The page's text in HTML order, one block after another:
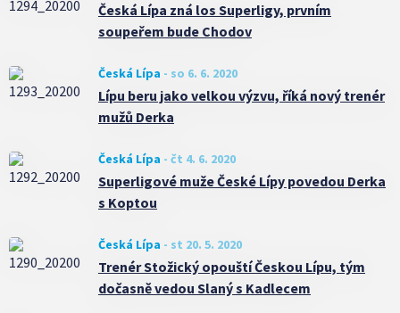
Česká Lípa zná los Superligy, prvním
soupeřem bude Chodov
Česká Lípa - so 6. 6. 2020
Lípu beru jako velkou výzvu, říká nový trenér
mužů Derka
Česká Lípa - čt 4. 6. 2020
Superligové muže České Lípy povedou Derka
s Koptou
Česká Lípa - st 20. 5. 2020
Trenér Stožický opouští Českou Lípu, tým
dočasně vedou Slaný s Kadlecem